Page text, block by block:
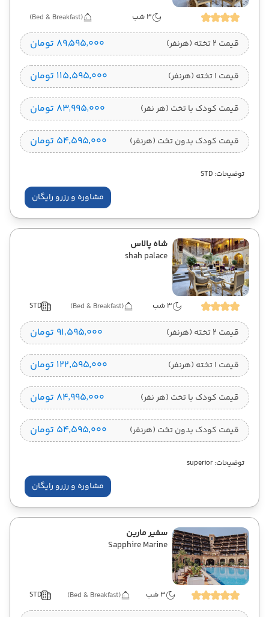
3 شب (Bed & Breakfast)
قیمت 2 تخته (هرنفر) ۸۹٬۵۹۵٬۰۰۰ تومان
قیمت 1 تخته (هرنفر) ۱۱۵٬۵۹۵٬۰۰۰ تومان
قیمت کودک با تخت (هر نفر) ۸۳٬۹۹۵٬۰۰۰ تومان
قیمت کودک بدون تخت (هرنفر) ۵۴٬۵۹۵٬۰۰۰ تومان
توضیحات: STD
مشاوره و رزرو رایگان
شاه پالاس
shah palace
3 شب (Bed & Breakfast)
STD
قیمت 2 تخته (هرنفر) ۹۱٬۵۹۵٬۰۰۰ تومان
قیمت 1 تخته (هرنفر) ۱۲۲٬۵۹۵٬۰۰۰ تومان
قیمت کودک با تخت (هر نفر) ۸۴٬۹۹۵٬۰۰۰ تومان
قیمت کودک بدون تخت (هرنفر) ۵۴٬۵۹۵٬۰۰۰ تومان
توضیحات: superior
مشاوره و رزرو رایگان
سفیر مارین
Sapphire Marine
3 شب (Bed & Breakfast)
STD